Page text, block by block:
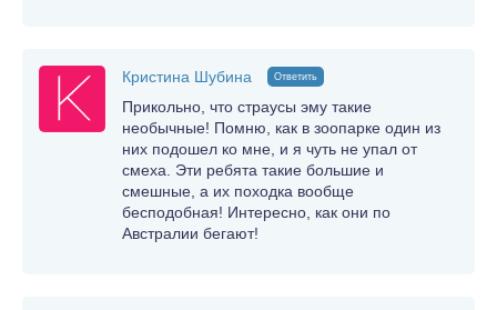
Кристина Шубина Ответить
Прикольно, что страусы эму такие
необычные! Помню, как в зоопарке один из
них подошел ко мне, и я чуть не упал от
смеха. Эти ребята такие большие и
смешные, а их походка вообще
бесподобная! Интересно, как они по
Австралии бегают!